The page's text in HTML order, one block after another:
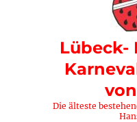
Lübeck-
Die älteste